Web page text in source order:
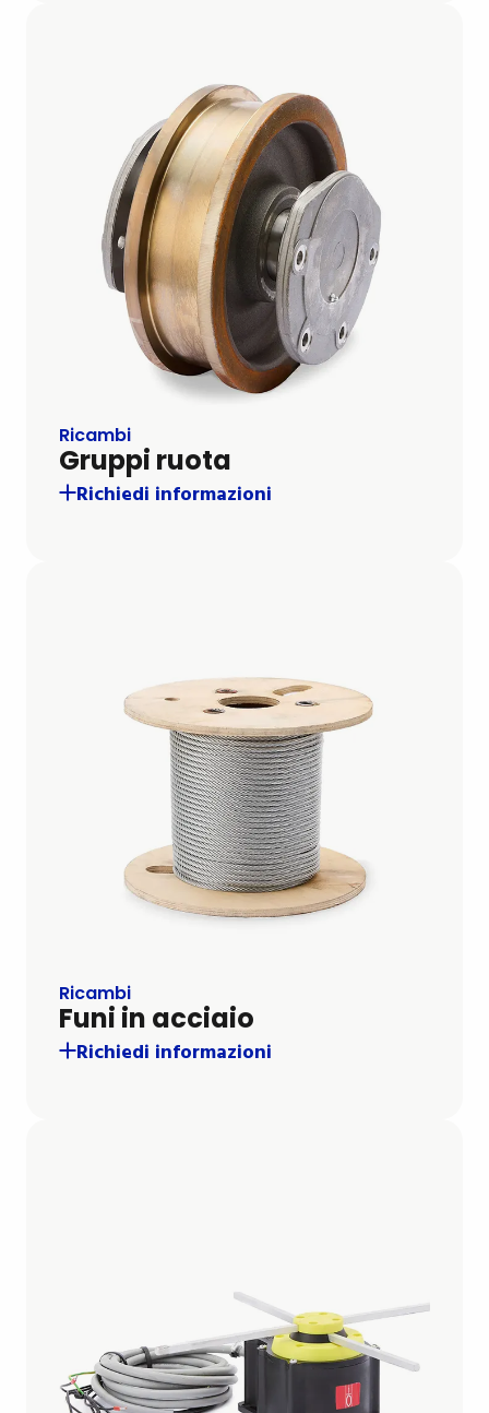
Ricambi
Gruppi ruota
Richiedi informazioni
Ricambi
Funi in acciaio
Richiedi informazioni